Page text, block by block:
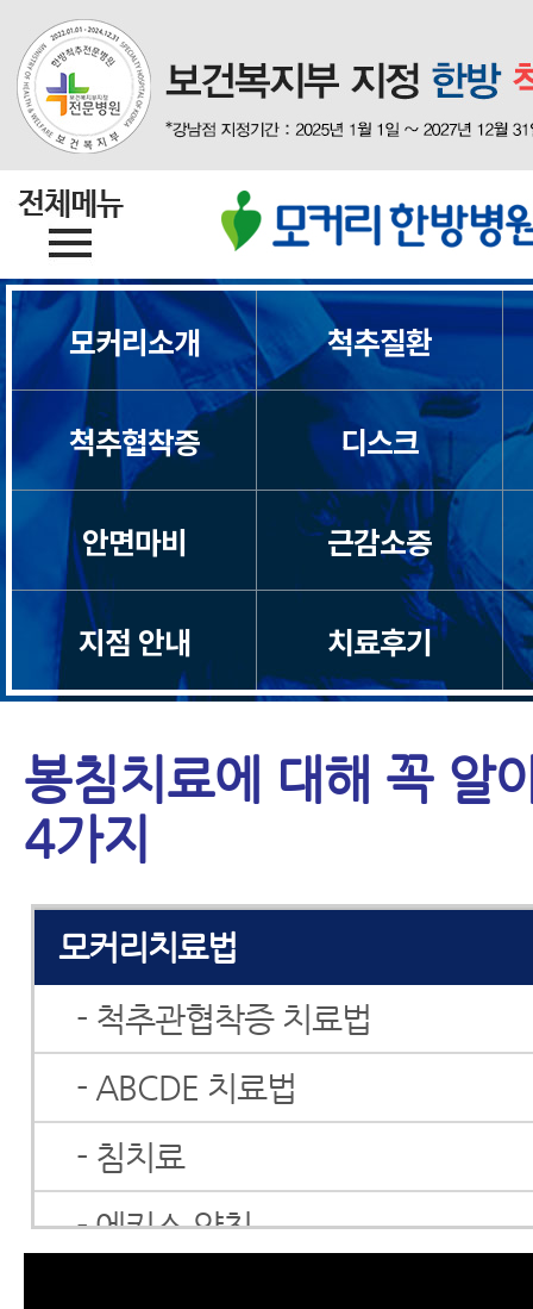
모커리소개 척추질환
척추협착증 디스크
안면마비 근감소증
지점 안내 치료후기
봉침치료에 대해 꼭 알
4가지
모커리치료법
- 척추관협착증 치료법
- ABCDE 치료법
- 침치료
- 에키스 약침